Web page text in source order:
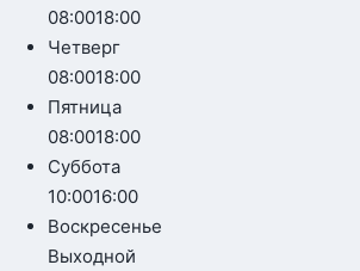
08:0018:00
Четверг
08:0018:00
Пятница
08:0018:00
Суббота
10:0016:00
Воскресенье
Выходной